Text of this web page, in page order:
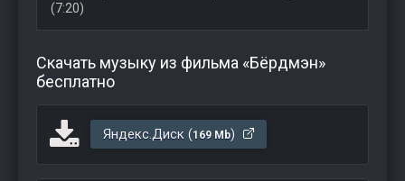
(7:20)
Скачать музыку из фильма «Бёрдмэн»
бесплатно
Яндекс.Диск (169 Mb)